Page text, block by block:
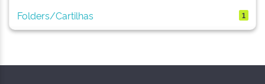
Folders/Cartilhas 1